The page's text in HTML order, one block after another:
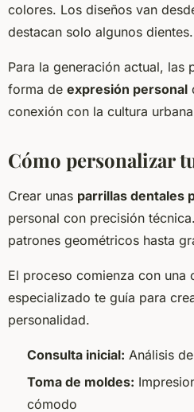
colores. Los diseños van
destacan solo algunos dientes.
Para la generación actual, las
forma de expresión personal
conexión con la cultura
Cómo personalizar
Crear unas parrillas dentales
personal con precisión
patrones geométricos hasta
El proceso comienza con una
especializado te guía para
personalidad.
Consulta inicial: Análisis
Toma de moldes:
cómodo